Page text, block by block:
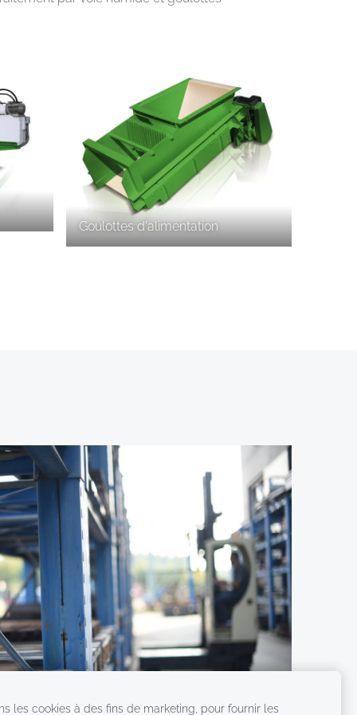
Goulottes d'alimentation
les cookies à des fins de marketing, pour fournir les